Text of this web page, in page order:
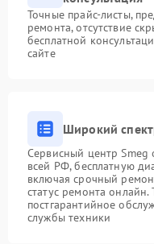
Точные прайс-листы,
ремонта, отсутствие
бесплатной
сайте
Широкий
Сервисный центр Smeg
всей РФ, бесплатную
включая срочный
статус ремонта онлайн.
постгарантийное
службы техники